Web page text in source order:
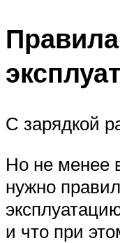
С зарядкой
Но не менее
нужно
и что при